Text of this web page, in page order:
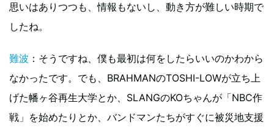
思いはありつつも、情報もないし、動き方が難しい時期で
したね。
難波 ：そうですね、僕も最初は何をしたらいいのかわから
なかったです。でも、BRAHMANのTOSHI-LOWが立ち上
げた幡ヶ谷再生大学とか、SLANGのKOちゃんが「NBC作
戦」を始めたりとか、バンドマンたちがすぐに被災地支援